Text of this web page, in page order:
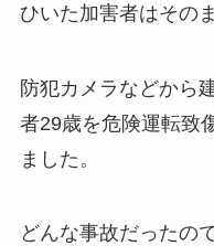
ひいた加害者はその
防犯カメラなどから
者29歳を危険運転致
ました。
どんな事故だったの